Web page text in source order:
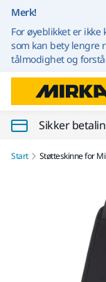
Merk!
For øyeblikket er
som kan bety lengre
tålmodighet og
Sikker
Start Støtteskinne for